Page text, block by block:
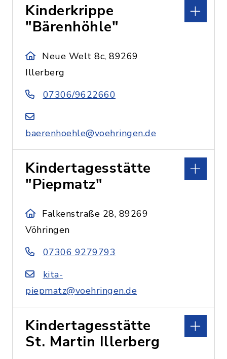
Kinderkrippe
"Bärenhöhle"
Neue Welt 8c, 89269
Illerberg
07306/9622660
baerenhoehle@voehringen.de
Kindertagesstätte
"Piepmatz"
Falkenstraße 28, 89269
Vöhringen
07306 9279793
kita-
piepmatz@voehringen.de
Kindertagesstätte
St. Martin Illerberg